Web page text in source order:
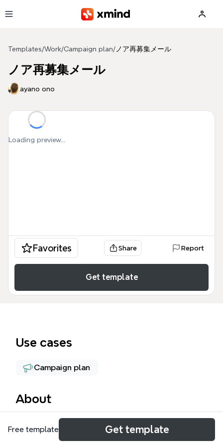
Templates/Work/Campaign plan/ ノア再募集メール
ノア再募集メール
ayano ono
Loading preview...
Favorites Share Report
Get template
Use cases
Campaign plan
About
ノア再募集メール テンプレートは、恋愛コンサルテ
ィングやオンライン講座の再募集キャンペーンを成功
Free template Get template